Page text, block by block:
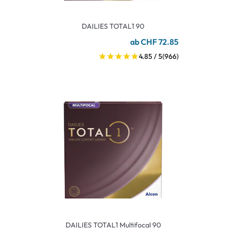
DAILIES TOTAL1 90
ab CHF 72.85
4.85 / 5(966)
DAILIES TOTAL1 Multifocal 90